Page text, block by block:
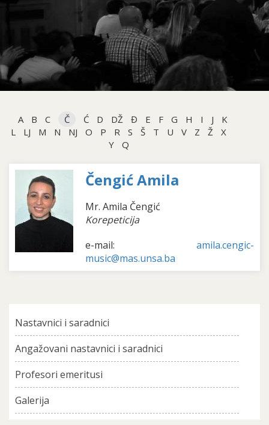
A B C Č Ć D DŽ Đ E F G H I J
K
L
LJ M N NJ O P R S Š T U V Z Ž
X
Y
Q
Čengić Amila
Mr. Amila Čengić
Korepeticija
e-mail: amila.cengic-
music@mas.unsa.ba
Nastavnici i saradnici
Angažovani nastavnici i saradnici
Profesori emeritusi
Galerija